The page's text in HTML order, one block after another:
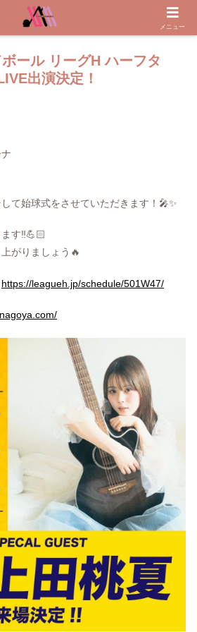
ール リーグH ハーフタ
出演決定！
て始球式をさせていただきます！🎤✨
す‼️💪🏻
がりましょう🔥
https://leagueh.jp/schedule/501W47/
メニュー